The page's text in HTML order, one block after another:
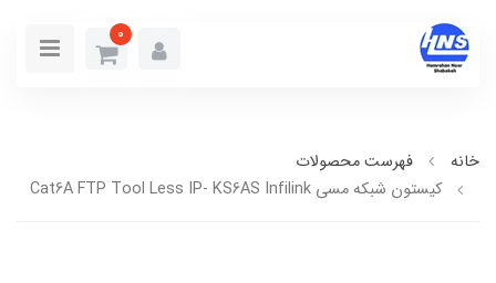
0
خانه
فهرست محصولات
کیستون شبکه مسي Cat6A FTP Tool Less IP- KS6AS Infilink